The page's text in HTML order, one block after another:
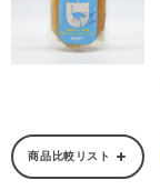
商品比較リスト